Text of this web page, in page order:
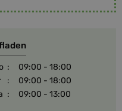
:
09:00 - 18:00
:
09:00 - 18:00
: 09:00 - 13:00